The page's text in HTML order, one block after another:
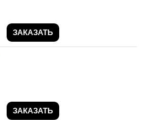
ЗАКАЗАТЬ
ЗАКАЗАТЬ